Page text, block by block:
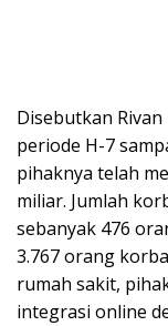
Disebutkan
periode H-7
pihaknya telah
miliar. Jumlah
sebanyak 476
3.767 orang
rumah sakit,
integrasi online